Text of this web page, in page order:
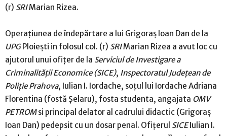
(r) SRIMarian Rizea.
Operaţiunea de îndepărtare a lui Grigoraş Ioan Dan de la
UPGPloieşti in folosul col. (r) SRIMarian Rizea a avut loc cu
ajutorul unui ofiţer de la Serviciul de Investigare a
Criminalităţii Economice (SICE), Inspectoratul Judeţean de
Poliţie Prahova, Iulian I. Iordache, soţul lui Iordache Adriana
Florentina (fostă Şelaru), fosta studenta, angajata OMV
PETROMsi principal delator al cadrului didactic (Grigoraş
Ioan Dan) pedepsit cu un dosar penal. Ofiţerul SICEIulian I.